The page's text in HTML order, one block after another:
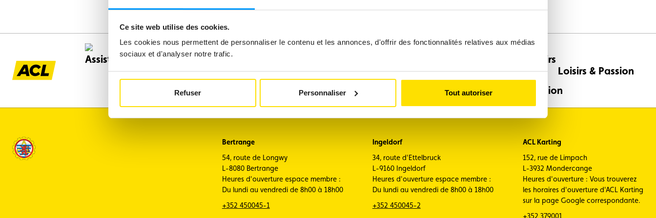
Ce site web utilise des cookies.
Les cookies nous permettent de personnaliser le contenu et les annonces, d'offrir des fonctionnalités relatives aux médias
sociaux et d'analyser notre trafic.
Refuser Personnaliser Tout autoriser
Assistance
Loisirs & Passion
Bertrange
54, route de Longwy
L-8080 Bertrange
Heures d'ouverture espace membre :
Du lundi au vendredi de 8h00 à 18h00
+352 450045-1
Ingeldorf
34, route d'Ettelbruck
L-9160 Ingeldorf
Heures d'ouverture espace membre :
Du lundi au vendredi de 8h00 à 18h00
+352 450045-2
ACL Karting
152, rue de Limpach
L-3932 Mondercange
Heures d'ouverture : Vous trouverez
les horaires d'ouverture d'ACL Karting
sur la page Google correspondante.
+352 379001